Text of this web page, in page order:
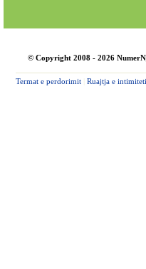
© Copyright 2008 - 2026
Termat e perdorimit Ruajtja e